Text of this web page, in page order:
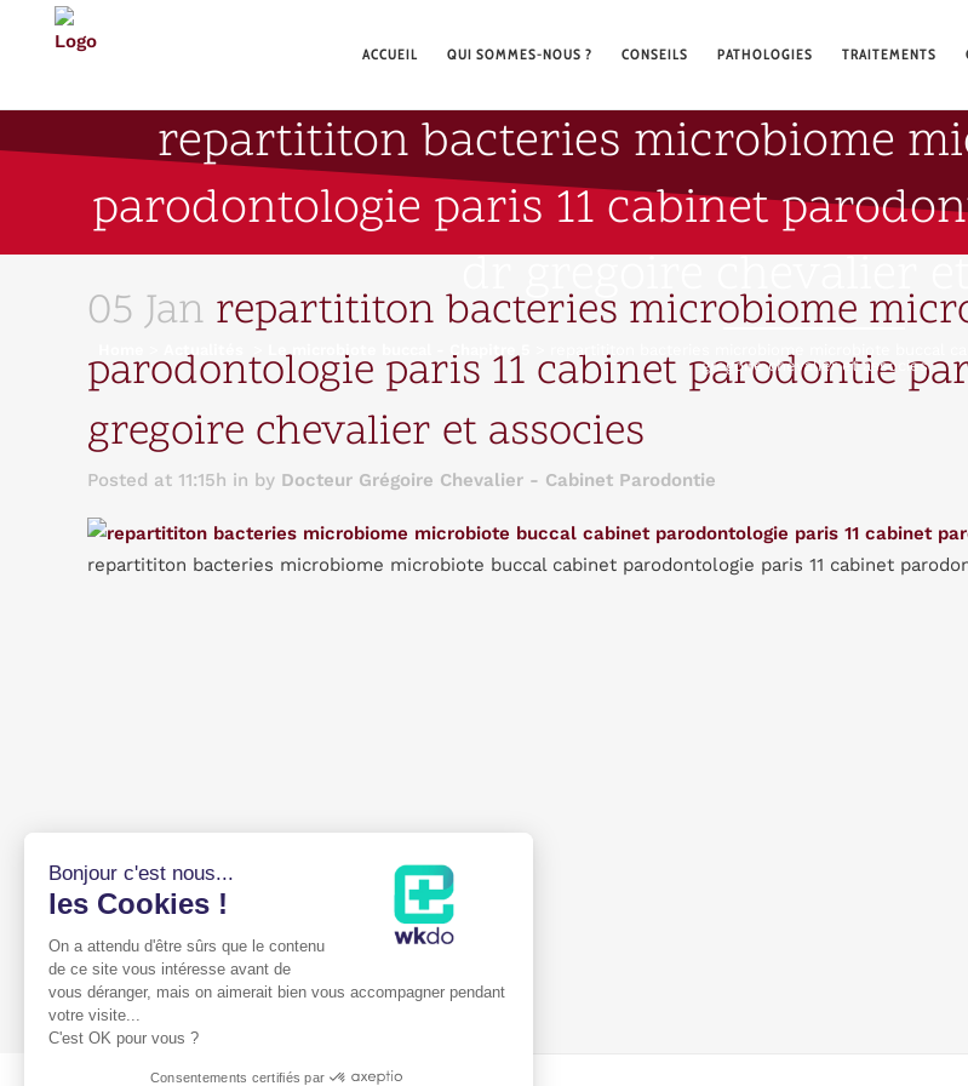
ACCUEIL QUI SOMMES-NOUS ? CONSEILS PATHOLOGIES TRAITEMENTS
repartititon bacteries microbiome
parodontologie paris 11 cabinet
dr gregoire chevalier
Actualités Le microbiote buccal - Chapitre 5
repartititon bacteries microbiome microbiote buccal
gregoire chevalier et associes
05 Jan repartititon bacteries microbiome
parodontologie paris 11 cabinet parodontie
gregoire chevalier et associes
Posted at 11:15h in by Docteur Grégoire Chevalier - Cabinet Parodontie
repartititon bacteries microbiome microbiote buccal cabinet parodontologie paris 11 cabinet
Bonjour c'est nous...
les Cookies !
On a attendu d'être sûrs que le contenu
de ce site vous intéresse avant de
vous déranger, mais on aimerait bien vous accompagner pendant
votre visite...
C'est OK pour vous ?
Consentements certifiés par